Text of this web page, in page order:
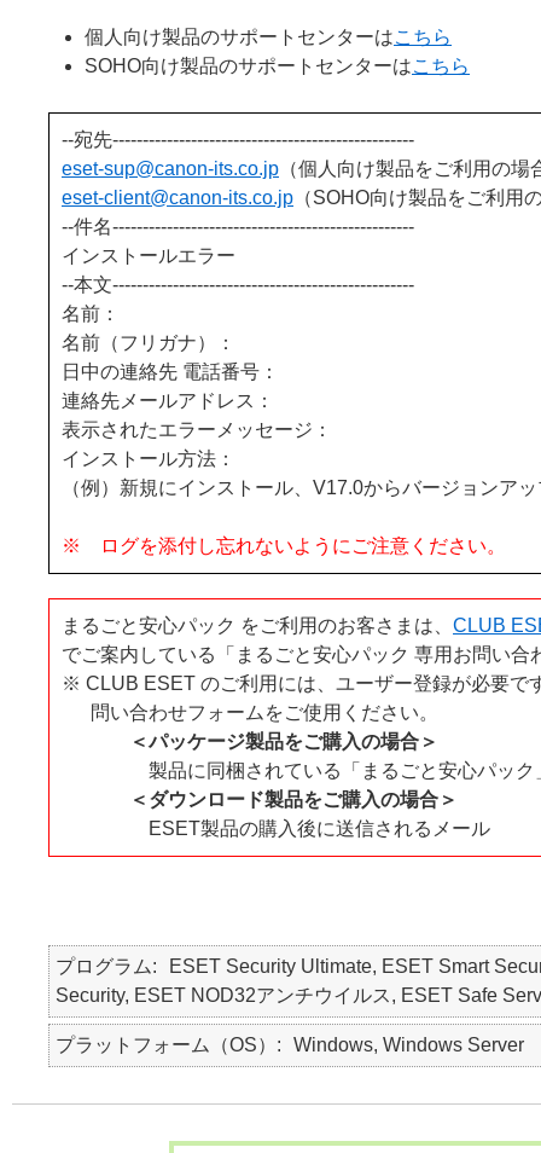
個人向け製品のサポートセンターはこちら
SOHO向け製品のサポートセンターはこちら
--宛先--------------------------------------------------
eset-sup@canon-its.co.jp （個人向け製品をご利用の場
eset-client@canon-its.co.jp （SOHO向け製品をご利用
--件名--------------------------------------------------
インストールエラー
--本文--------------------------------------------------
名前：
名前（フリガナ）：
日中の連絡先 電話番号：
連絡先メールアドレス：
表示されたエラーメッセージ：
インストール方法：
（例）新規にインストール、V17.0からバージョンア
※ ログを添付し忘れないようにご注意ください。
まるごと安心パック をご利用のお客さまは、 CLUB
でご案内している「まるごと安心パック 専用お問い
※ CLUB ESET のご利用には、ユーザー登録が必要で
問い合わせフォームをご使用ください。
＜パッケージ製品をご購入の場合＞
製品に同梱されている「まるごと安心パック
＜ダウンロード製品をご購入の場合＞
ESET製品の購入後に送信されるメール
プログラム
ESET Security Ultimate, ESET Smart
Security, ESET NOD32アンチウイルス, ESET Safe
プラットフォーム（OS） Windows, Windows Server